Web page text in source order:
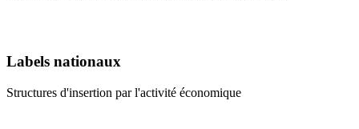
Labels nationaux
Structures d'insertion par l'activité économique